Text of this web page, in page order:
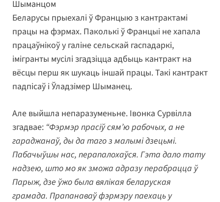
Шыманцом
Беларусы прыехалі ў Францыю з кантрактамі
працы на фэрмах. Паколькі ў Францыі не хапала
працаўнікоў у галіне сельскай гаспадаркі,
імігранты мусілі згадзіцца адбыць кантракт на
вёсцы перш як шукаць іншай працы. Такі кантракт
падпісаў і Ўладзімер Шыманец.
Але выйшла непаразуменьне. Івонка Сурвілла
згадвае: “Фэрмэр прасіў сям’ю рабочых, а не
гараджанаў, ды да таго з малымі дзецьмі.
Пабачыўшы нас, перапалохаўся. Гэта дало тату
надзею, што мо як зможа адразу перабрацца ў
Парыж, дзе ўжо была вялікая беларуская
грамада. Прапанаваў фэрмэру паехаць у